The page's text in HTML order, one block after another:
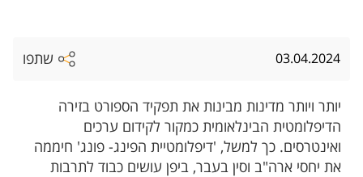
03.04.2024 שתפו
יותר ויותר מדינות מבינות את תפקיד הספורט בזירה
הדיפלומטית הבינלאומית כמקור לקידום ערכים
ואינטרסים. כך למשל, 'דיפלומטיית הפינג- פונג' חיממה
את יחסי ארה"ב וסין בעבר, ביפן עושים כבוד לתרבות